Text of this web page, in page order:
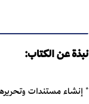
نبذة عن الكتاب:
* إنشاء مستندات